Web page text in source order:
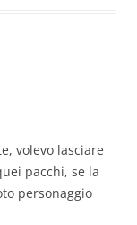
volevo lasciare
pacchi, se la
personaggio